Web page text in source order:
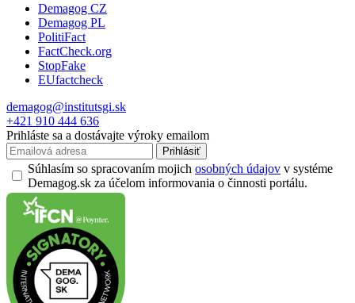
Demagog CZ
Demagog PL
PolitiFact
FactCheck.org
StopFake
EUfactcheck
demagog@institutsgi.sk
+421 910 444 636
Prihláste sa a dostávajte výroky emailom
Prihlásiť
Súhlasím so spracovaním mojich osobných údajov v systéme
Demagog.sk za účelom informovania o činnosti portálu.